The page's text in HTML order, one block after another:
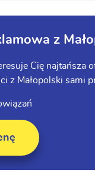
z
Cię najtańsza
z Małopolski sami